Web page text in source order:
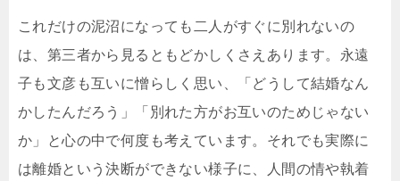
これだけの泥沼になっても二人がすぐに別れないの
は、第三者から見るともどかしくさえあります。永遠
子も文彦も互いに憎らしく思い、「どうして結婚なん
かしたんだろう」「別れた方がお互いのためじゃない
か」と心の中で何度も考えています。それでも実際に
は離婚という決断ができない様子に、人間の情や執着